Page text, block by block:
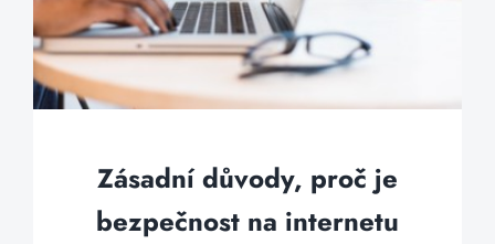
Zásadní důvody, proč je
bezpečnost na internetu